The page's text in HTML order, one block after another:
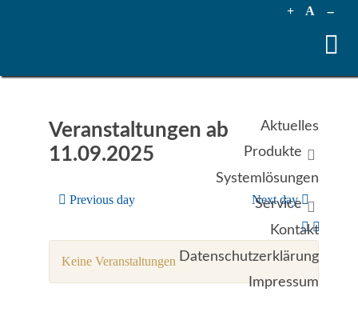
+ A --
Aktuelles
Produkte
Systemlösungen
Service
Kontakt
Datenschutzerklärung
Impressum
Veranstaltungen ab
11.09.2025
Previous day Next day
Keine Veranstaltungen